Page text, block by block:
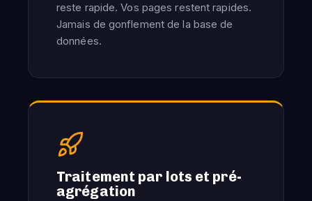
reste rapide. Vos pages restent rapides.
Jamais de gonflement de la base de
données.
Traitement par lots et pré-
agrégation